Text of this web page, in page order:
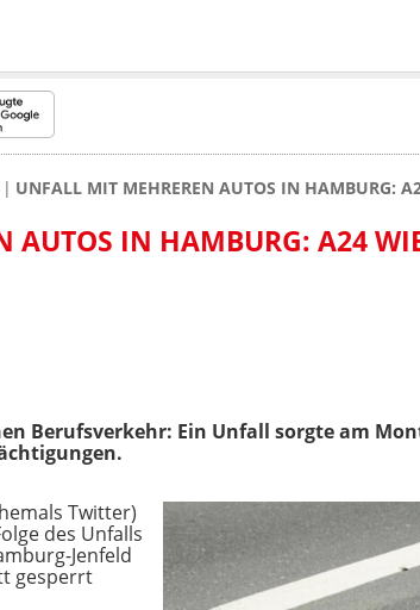
UNFALL MIT MEHREREN AUTOS IN HAMBURG:
AUTOS IN HAMBURG: A24
Berufsverkehr: Ein Unfall sorgte am
Twitter)
des Unfalls
Jenfeld
gesperrt